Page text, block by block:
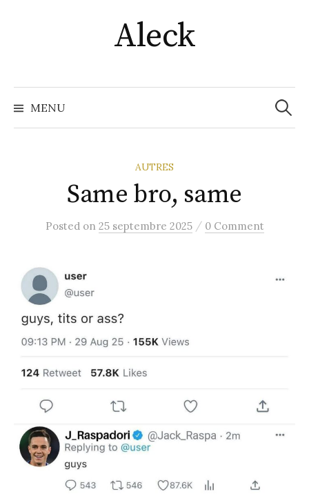
Aleck
MENU
AUTRES
Same bro, same
Posted on 25 septembre 2025 / 0 Comment